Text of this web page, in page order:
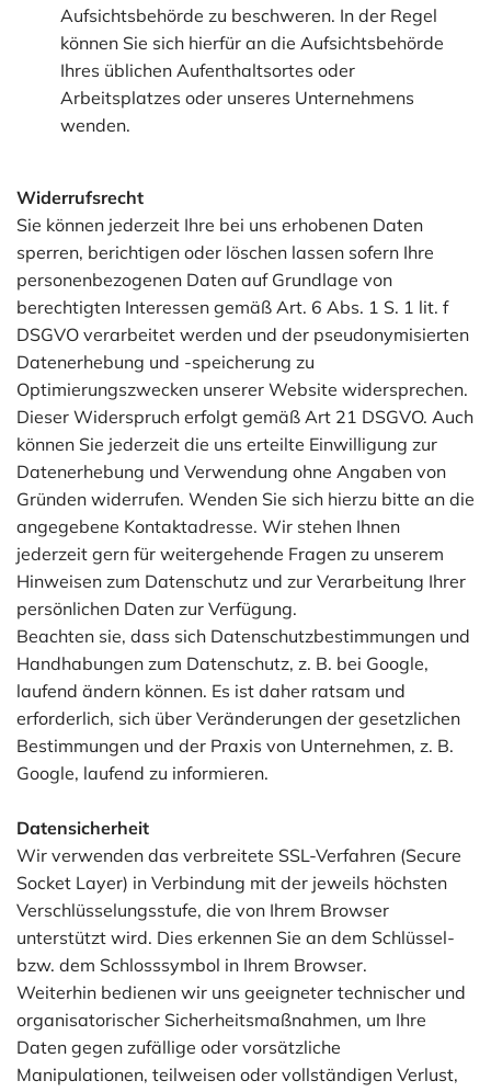
Aufsichtsbehörde zu beschweren. In der Regel
können Sie sich hierfür an die Aufsichtsbehörde
Ihres üblichen Aufenthaltsortes oder
Arbeitsplatzes oder unseres Unternehmens
wenden.
Widerrufsrecht
Sie können jederzeit Ihre bei uns erhobenen Daten
sperren, berichtigen oder löschen lassen sofern Ihre
personenbezogenen Daten auf Grundlage von
berechtigten Interessen gemäß Art. 6 Abs. 1 S. 1 lit. f
DSGVO verarbeitet werden und der pseudonymisierten
Datenerhebung und -speicherung zu
Optimierungszwecken unserer Website widersprechen.
Dieser Widerspruch erfolgt gemäß Art 21 DSGVO. Auch
können Sie jederzeit die uns erteilte Einwilligung zur
Datenerhebung und Verwendung ohne Angaben von
Gründen widerrufen. Wenden Sie sich hierzu bitte an die
angegebene Kontaktadresse. Wir stehen Ihnen
jederzeit gern für weitergehende Fragen zu unserem
Hinweisen zum Datenschutz und zur Verarbeitung Ihrer
persönlichen Daten zur Verfügung.
Beachten sie, dass sich Datenschutzbestimmungen und
Handhabungen zum Datenschutz, z. B. bei Google,
laufend ändern können. Es ist daher ratsam und
erforderlich, sich über Veränderungen der gesetzlichen
Bestimmungen und der Praxis von Unternehmen, z. B.
Google, laufend zu informieren.
Datensicherheit
Wir verwenden das verbreitete SSL-Verfahren (Secure
Socket Layer) in Verbindung mit der jeweils höchsten
Verschlüsselungsstufe, die von Ihrem Browser
unterstützt wird. Dies erkennen Sie an dem Schlüssel-
bzw. dem Schlosssymbol in Ihrem Browser.
Weiterhin bedienen wir uns geeigneter technischer und
organisatorischer Sicherheitsmaßnahmen, um Ihre
Daten gegen zufällige oder vorsätzliche
Manipulationen, teilweisen oder vollständigen Verlust,